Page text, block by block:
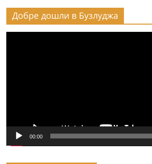
Добре дошли в Бузлуджа
00:00